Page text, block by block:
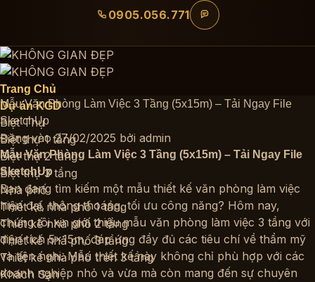
dung
0905.056.771
Trang Chủ
Dự án KGD
Biệt Thự
Biệt thự 1 tầng
Biệt thự 2 tầng
Biệt thự 3 tầng
Nhà phố
Thiết kế nhà phố 1 tầng
Thiết kế nhà phố 2 tầng
Thiết kế nhà phố 3 tầng
Thiết kế nhà phố trên 3 tầng
Khách Sạn
Mẫu Văn Phòng Làm Việc 3 Tầng (5x15m) – Tải Ngay File
SketchUp
Đăng vào27/02/2025 bởi admin
Mẫu Văn Phòng Làm Việc 3 Tầng (5x15m) – Tải Ngay File
SketchUp
Bạn đang tìm kiếm một mẫu thiết kế văn phòng làm việc
hiện đại, thông thoáng, tối ưu công năng? Hôm nay,
chúng tôi xin giới thiệu mẫu văn phòng làm việc 3 tầng với
diện tích 5x15m, đáp ứng đầy đủ các tiêu chí về thẩm mỹ
và tiện nghi. Mẫu thiết kế này không chỉ phù hợp với các
doanh nghiệp nhỏ và vừa mà còn mang đến sự chuyên